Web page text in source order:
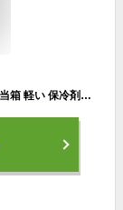
mii 食べる量に合わせて容量が変えられる 子供 お弁当箱 軽い 保冷剤一体型フタ W15.4×D12.2×H5.8cm 280-430ml 保育園 幼稚園 小学生